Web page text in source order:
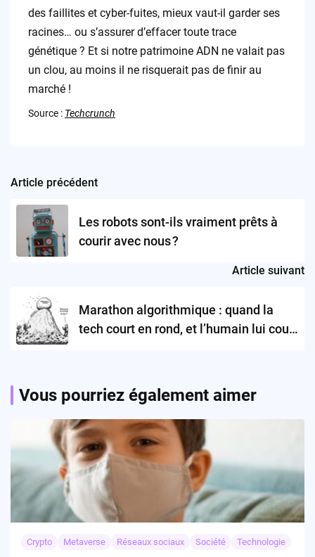
des faillites et cyber-fuites, mieux vaut-il garder ses
racines… ou s’assurer d’effacer toute trace
génétique ? Et si notre patrimoine ADN ne valait pas
un clou, au moins il ne risquerait pas de finir au
marché !
Source : Techcrunch
Post
navigation
Article précédent
Les robots sont-ils vraiment prêts à
courir avec nous ?
Article suivant
Marathon algorithmique : quand la
tech court en rond, et l’humain lui court
Vous pourriez également aimer
Crypto Metaverse Réseaux sociaux Société Technologie